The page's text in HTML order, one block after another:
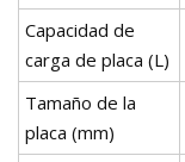
Capacidad de
carga de placa (L)
Tamaño de la
placa (mm)